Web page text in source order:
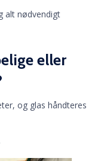
alt nødvendigt
eller
og glas håndteres